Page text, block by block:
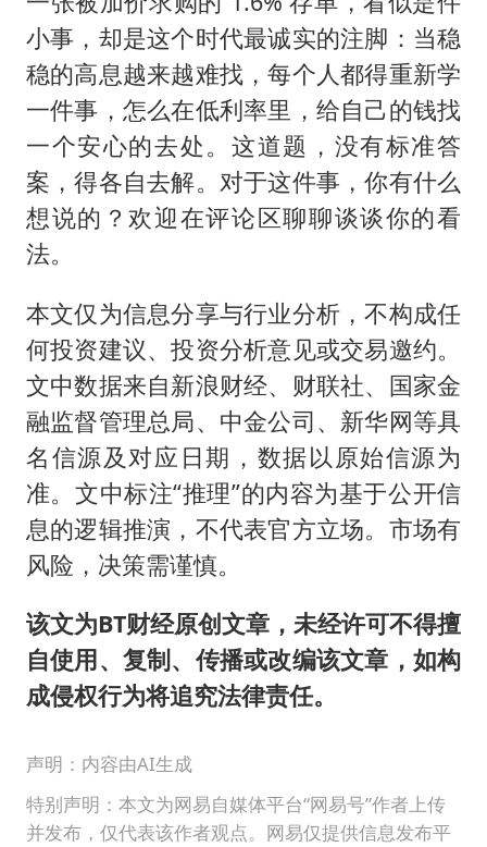
小事，却是这个时代最诚实的注脚：当稳
稳的高息越来越难找，每个人都得重新学
一件事，怎么在低利率里，给自己的钱找
一个安心的去处。这道题，没有标准答
案，得各自去解。对于这件事，你有什么
想说的？欢迎在评论区聊聊谈谈你的看
法。
本文仅为信息分享与行业分析，不构成任
何投资建议、投资分析意见或交易邀约。
文中数据来自新浪财经、财联社、国家金
融监督管理总局、中金公司、新华网等具
名信源及对应日期，数据以原始信源为
准。文中标注“推理”的内容为基于公开信
息的逻辑推演，不代表官方立场。市场有
风险，决策需谨慎。
该文为BT财经原创文章，未经许可不得擅
自使用、复制、传播或改编该文章，如构
成侵权行为将追究法律责任。
声明：内容由AI生成
特别声明：本文为网易自媒体平台“网易号”作者上传
并发布，仅代表该作者观点。网易仅提供信息发布平